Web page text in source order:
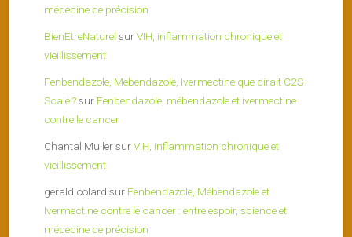
médecine de précision
BienEtreNaturel surVIH, inflammation chronique et
vieillissement
Fenbendazole, Mebendazole, Ivermectine que dirait C2S-
Scale ?sur Fenbendazole, mébendazole et ivermectine
contre le cancer
Chantal MullersurVIH, inflammation chronique et
vieillissement
gerald colard sur Fenbendazole, Mébendazole et
Ivermectine contre le cancer : entre espoir, science et
médecine de précision